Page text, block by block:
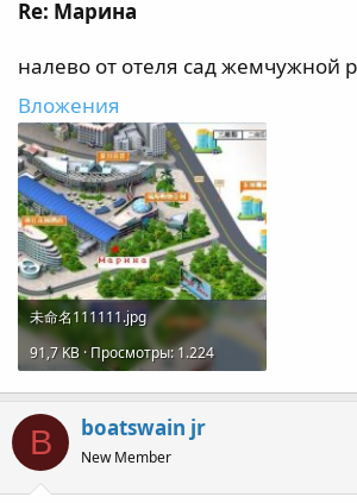
Re: Марина
налево от отеля сад жемчужной
Вложения
未命名111111.jpg
91,7 KB · Просмотры: 1.224
B boatswain jr
New Member